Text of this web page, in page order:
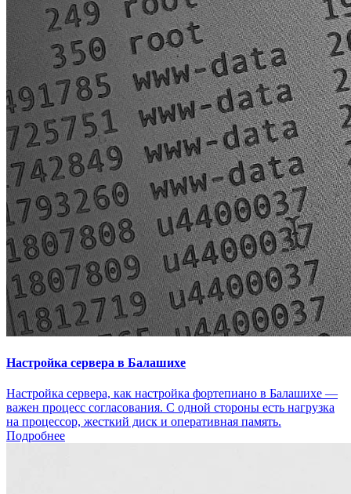
Настройка сервера в Балашихе
Настройка сервера, как настройка фортепиано в Балашихе —
важен процесс согласования. С одной стороны есть нагрузка
на процессор, жесткий диск и оперативная память.
Подробнее